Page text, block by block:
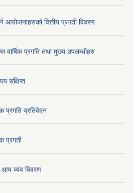
वित्तीय प्रगती विवरण
प्रगति तथा मुख्य उपलब्धीहरु
संक्षिप्त
प्रगति प्रतिवेदन
प्रगती
व्यव विवरण